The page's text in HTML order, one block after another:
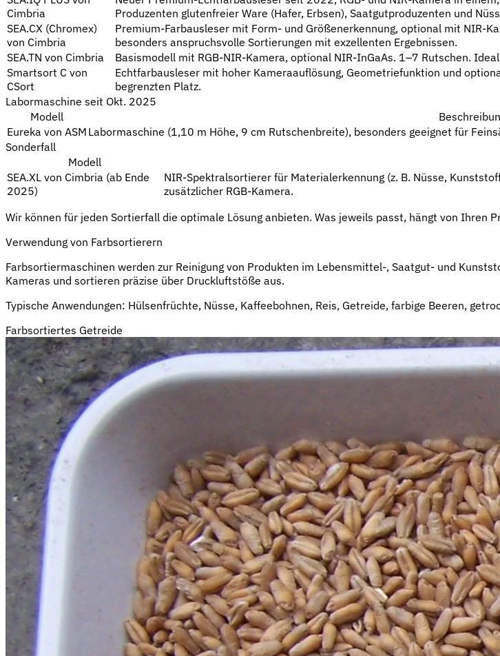
Cimbria
Produzenten glutenfreier Ware (Hafer, Erbsen), Saatgutproduzenten und
SEA.CX (Chromex)
von Cimbria
Premium-Farbausleser mit Form- und Größen­erkennung, optional mit NIR-
besonders anspruchsvolle Sortierungen mit exzellenten Ergebnissen.
SEA.TN von Cimbria
Basismodell mit RGB-NIR-Kamera, optional NIR-InGaAs. 1–7 Rutschen.
Smartsort C von
CSort
Echtfarbausleser mit hoher Kameraauflösung, Geometriefunktion und
begrenzten Platz.
Labormaschine seit Okt. 2025
Modell
Eureka von ASM Labormaschine (1,10 m Höhe, 9 cm Rutschenbreite), besonders geeignet für
Sonderfall
Modell
SEA.XL von Cimbria (ab Ende
2025)
NIR-Spektralsortierer für Materialerkennung (z. B. Nüsse,
zusätzlicher RGB-Kamera.
Wir können für jeden Sortierfall die optimale Lösung anbieten. Was jeweils passt, hängt von Ihren
Verwendung von Farbsortierern
Farbsortiermaschinen werden zur Reinigung von Produkten im Lebensmittel-, Saatgut- und
Kameras und sortieren präzise über Druckluftstöße aus.
Typische Anwendungen: Hülsenfrüchte, Nüsse, Kaffeebohnen, Reis, Getreide, farbige Beeren,
Farbsortiertes Getreide